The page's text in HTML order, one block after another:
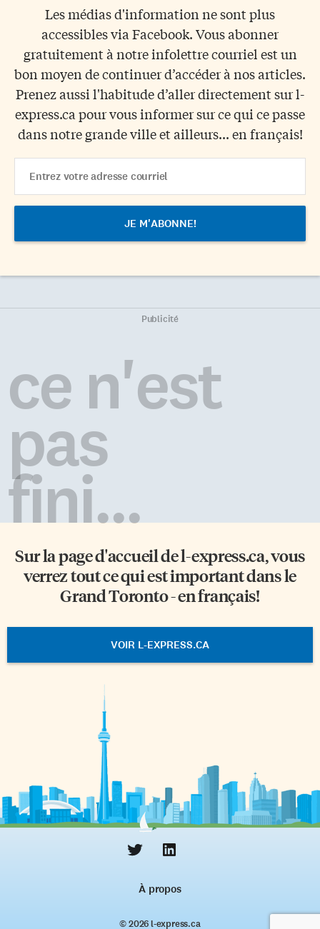
Les médias d'information ne sont plus
accessibles via Facebook. Vous abonner
gratuitement à notre infolettre courriel est un
bon moyen de continuer d’accéder à nos articles.
Prenez aussi l'habitude d’aller directement sur l-
express.ca pour vous informer sur ce qui ce passe
dans notre grande ville et ailleurs... en français!
Address
Publicité
ce n'est
pas
fini...
Sur la page d'accueil del-express.ca, vous
verrez tout ce qui est important dans le
Grand Toronto - en français!
VOIR L-EXPRESS.CA
À propos
© 2026 l‑express.ca